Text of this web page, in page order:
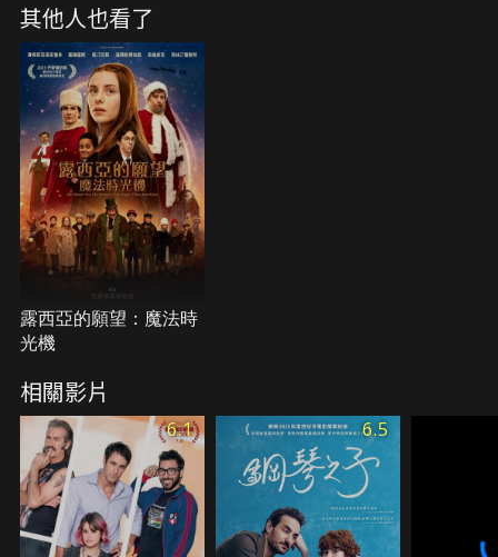
公馬塞爾，可能還活著，她決定踏上尋找外公的旅
程，或許，他正是能讓她學會勇敢做自己的那個人。
其他人也看了
露西亞的願望：魔法時
光機
相關影片
6.1 6.5